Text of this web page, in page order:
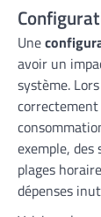
Une
avoir un
système.
exemple,
plages
dépenses